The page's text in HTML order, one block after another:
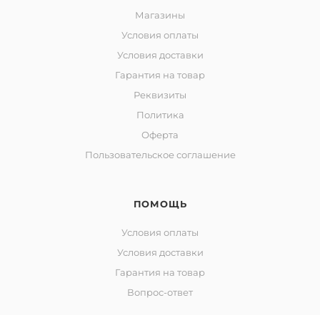
Магазины
Условия оплаты
Условия доставки
Гарантия на товар
Реквизиты
Политика
Оферта
Пользовательское соглашение
ПОМОЩЬ
Условия оплаты
Условия доставки
Гарантия на товар
Вопрос-ответ